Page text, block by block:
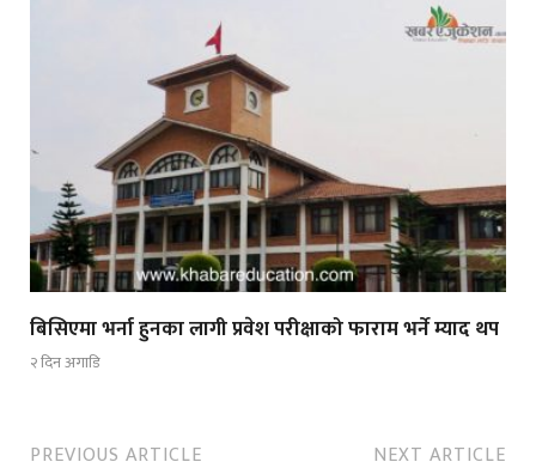
बिसिएमा भर्ना हुनका लागी प्रवेश परीक्षाको फाराम भर्ने म्याद थप
२ दिन अगाडि
PREVIOUS ARTICLE
NEXT ARTICLE